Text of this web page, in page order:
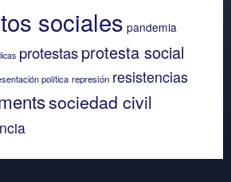
sociales pandemia
protestasprotesta social
política represión resistencias
sociedad civil